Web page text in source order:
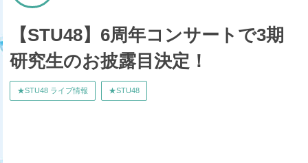
【STU48】6周年コンサートで3期
研究生のお披露目決定！
★STU48 ライブ情報 ★STU48